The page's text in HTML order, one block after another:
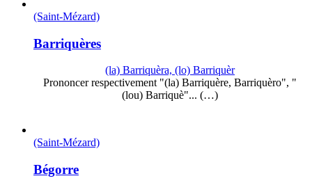
(Saint-Mézard)
Barriquères
(la) Barriquèra, (lo) Barriquèr
Prononcer respectivement "(la) Barriquère, Barriquèro", "
(lou) Barriquè"... (…)
(Saint-Mézard)
Bégorre